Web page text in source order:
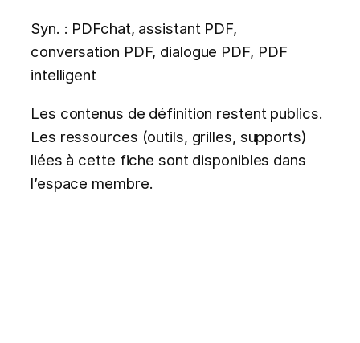
Syn. : PDFchat, assistant PDF,
conversation PDF, dialogue PDF, PDF
intelligent
Les contenus de définition restent publics.
Les ressources (outils, grilles, supports)
liées à cette fiche sont disponibles dans
l’espace membre.